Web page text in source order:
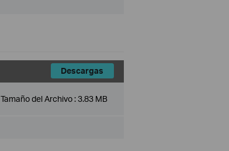
Descargas
Tamaño del Archivo :3.83 MB